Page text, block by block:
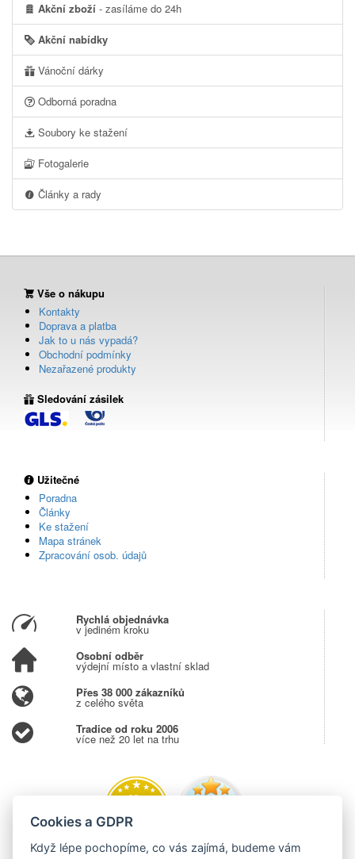
Akční zboží - zasíláme do 24h
Akční nabídky
Vánoční dárky
Odborná poradna
Soubory ke stažení
Fotogalerie
Články a rady
Vše o nákupu
Kontakty
Doprava a platba
Jak to u nás vypadá?
Obchodní podmínky
Nezařazené produkty
Sledování zásilek
Užitečné
Poradna
Články
Ke stažení
Mapa stránek
Zpracování osob. údajů
Rychlá objednávka
v jediném kroku
Osobní odběr
výdejní místo a vlastní sklad
Přes 38 000 zákazníků
z celého světa
Tradice od roku 2006
více než 20 let na trhu
Cookies a GDPR
Když lépe pochopíme, co vás zajímá, budeme vám